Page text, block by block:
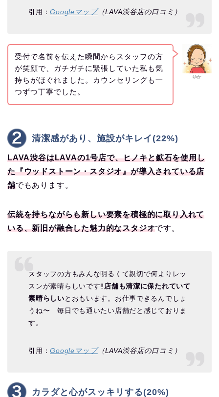
引用：Googleマップ（LAVA渋谷店の口コミ）
ゆか
受付で名前を伝えた瞬間からスタッフの方
が笑顔で、ガチガチに緊張していた私も気
持ちがほぐれました。カウンセリングも一
つずつ丁寧でした。
清潔感があり、施設がキレイ(22%)
LAVA渋谷はLAVAの1号店で、ヒノキと鉱石を使用し
た『ウッドストーン・スタジオ』が導入されている店
舗でもあります。
伝統を持ちながらも新しい要素を積極的に取り入れて
いる、新旧が融合した魅力的なスタジオです。
スタッフの方もみんな明るくて親切で何よりレッ
スンが素晴らしいです‼︎ 店舗も清潔に保たれていて
素晴らしいとおもいます。お仕事できるんでしょ
うね〜 毎日でも通いたい店舗だと感じておりま
す。
引用：Googleマップ（LAVA渋谷店の口コミ）
カラダと心がスッキリする(20%)